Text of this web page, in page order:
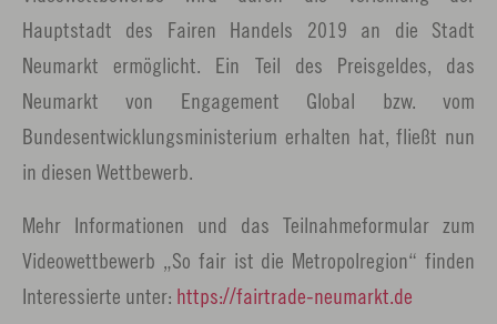
Hauptstadt des Fairen Handels 2019 an die Stadt
Neumarkt ermöglicht. Ein Teil des Preisgeldes, das
Neumarkt von Engagement Global bzw. vom
Bundesentwicklungsministerium erhalten hat, fließt nun
in diesen Wettbewerb.
Mehr Informationen und das Teilnahmeformular zum
Videowettbewerb „So fair ist die Metropolregion“ finden
Interessierte unter: https://fairtrade-neumarkt.de